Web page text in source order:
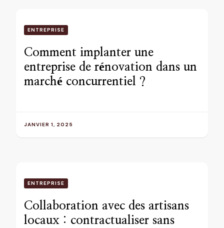
ENTREPRISE
Comment implanter une
entreprise de rénovation dans un
marché concurrentiel ?
JANVIER 1, 2025
ENTREPRISE
Collaboration avec des artisans
locaux : contractualiser sans